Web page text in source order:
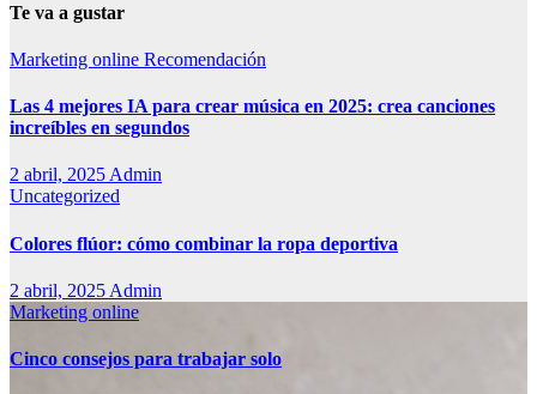
Te va a gustar
Marketing online Recomendación
Las 4 mejores IA para crear música en 2025: crea canciones
increíbles en segundos
2 abril, 2025Admin
Uncategorized
Colores flúor: cómo combinar la ropa deportiva
2 abril, 2025 Admin
Marketing online
Cinco consejos para trabajar solo